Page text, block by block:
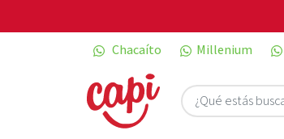
Chacaíto
Millenium